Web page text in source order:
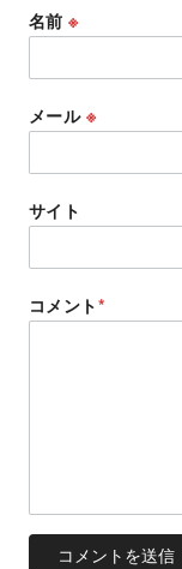
名前※
メール ※
サイト
コメント*